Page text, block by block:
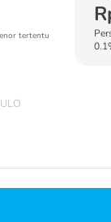
tertentu